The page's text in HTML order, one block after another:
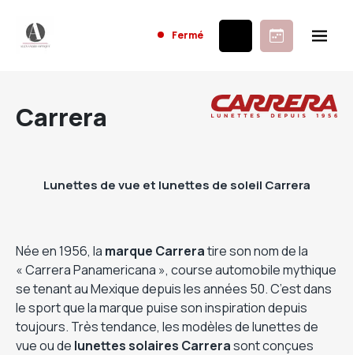
Fermé
Carrera
Lunettes de vue et lunettes de soleil Carrera
Née en 1956, la marque Carreratire son nom de la
« Carrera Panamericana », course automobile mythique
se tenant au Mexique depuis les années 50. C’est dans
le sport que la marque puise son inspiration depuis
toujours. Très tendance, les modèles de lunettes de
vue ou de lunettessolaires Carrerasont conçues